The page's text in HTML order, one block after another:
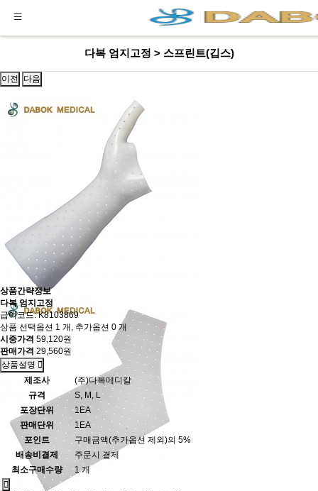
다복 엄지고정 > 스프린트(깁스)
이전 다음
상품간략정보
다복 엄지고정
급여코드: K8103869
상품 선택옵션 1 개, 추가옵션 0 개
시중가격 59,120원
판매가격 29,560원
상품설명
제조사
(주)다복메디칼
규격
S, M, L
포장단위
1EA
판매단위
1EA
포인트
구매금액(추가옵션 제외)의 5%
배송비결제
주문시 결제
최소구매수량
1 개